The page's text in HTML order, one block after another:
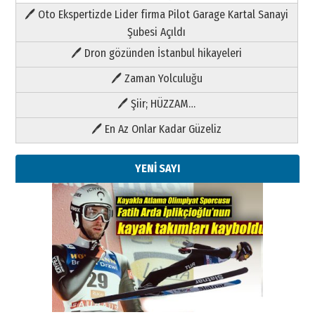
🖊 Oto Ekspertizde Lider firma Pilot Garage Kartal Sanayi
Şubesi Açıldı
🖊 Dron gözünden İstanbul hikayeleri
🖊 Zaman Yolculuğu
🖊 Şiir; HÜZZAM…
🖊 En Az Onlar Kadar Güzeliz
YENİ SAYI
Kenan GÜLERCİ
Metin Külünk: Aileyi Korumak